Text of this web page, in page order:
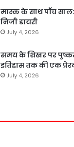
मास्क के साथ पॉच
निजी डायरी
July 4, 2026
समय के शिखर पर पुष्कर
इतिहास तक की एक
July 4, 2026